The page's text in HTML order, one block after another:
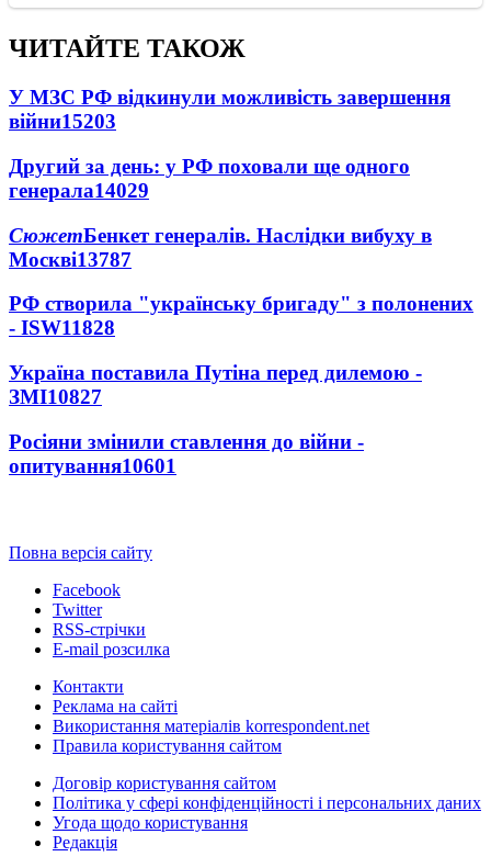
ЧИТАЙТЕ ТАКОЖ
У МЗС РФ відкинули можливість завершення
війни15203
Другий за день: у РФ поховали ще одного
генерала14029
СюжетБенкет генералів. Наслідки вибуху в
Москві13787
РФ створила "українську бригаду" з полонених
- ISW11828
Україна поставила Путіна перед дилемою -
ЗМІ10827
Росіяни змінили ставлення до війни -
опитування10601
Повна версія сайту
Facebook
Twitter
RSS-стрічки
E-mail розсилка
Контакти
Реклама на сайті
Використання матеріалів korrespondent.net
Правила користування сайтом
Договір користування сайтом
Політика у сфері конфіденційності і персональних даних
Угода щодо користування
Редакція